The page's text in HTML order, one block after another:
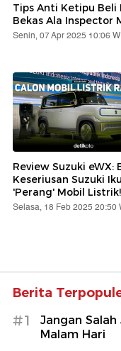
Tips Anti Ketipu Beli
Bekas Ala Inspector
Senin, 07 Apr 2025 10:06
Review Suzuki eWX:
Keseriusan Suzuki
'Perang' Mobil Listrik!
Selasa, 18 Feb 2025 20:50
Berita
#1
Jangan
Malam Hari